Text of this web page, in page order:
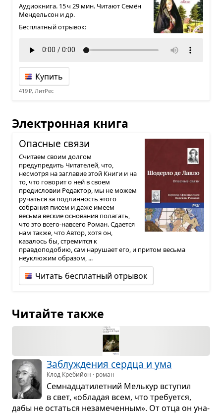
Аудиокнига. 15 ч 29 мин. Читают Семён
Мендельсон и др.
Бесплатный отрывок:
Купить
419 ₽, ЛитРес
Электронная книга
Опас­ные связи
Считаем своим долгом
предупредить Читателей, что,
несмотря на заглавие этой Книги и на
то, что говорит о ней в своем
предисловии Редактор, мы не можем
ручаться за подлинность этого
собрания писем и даже имеем
весьма веские основания полагать,
что это всего-навсего Роман. Сдается
нам также, что Автор, хотя он,
казалось бы, стремится к
правдоподобию, сам нарушает его, и притом весьма
неуклюжим образом, ...
Читать бесплатный отрывок
Читайте также
Заблу­жде­ния сердца и ума
Клод Кребийон · роман
Сем­на­дца­ти­лет­ний Мель­кур всту­пил
в свет, «обла­дая всем, что тре­бу­ется,
дабы не остаться неза­ме­чен­ным». От отца он уна­